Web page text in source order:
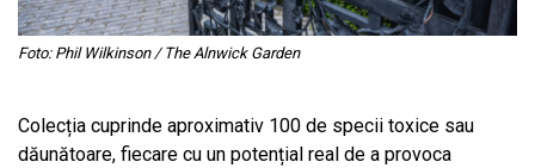
Foto: Phil Wilkinson / The Alnwick Garden
Colecția cuprinde aproximativ 100 de specii toxice sau
dăunătoare, fiecare cu un potențial real de a provoca